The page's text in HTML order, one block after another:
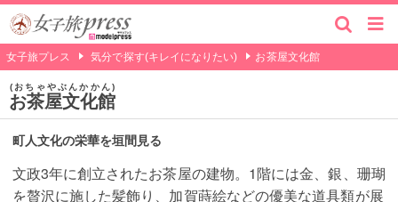
女子旅プレス 気分で探す(キレイになりたい) お茶屋文化館
お茶屋文化館
おちゃやぶんかかん
町人文化の栄華を垣間見る
文政3年に創立されたお茶屋の建物。1階には金、銀、珊瑚
を贅沢に施した髪飾り、加賀蒔絵などの優美な道具類が展